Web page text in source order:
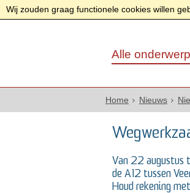
Wij zouden graag functionele cookies willen
Alle
Home Nieuws
Van 22 augustus
de A12 tussen
Houd rekening